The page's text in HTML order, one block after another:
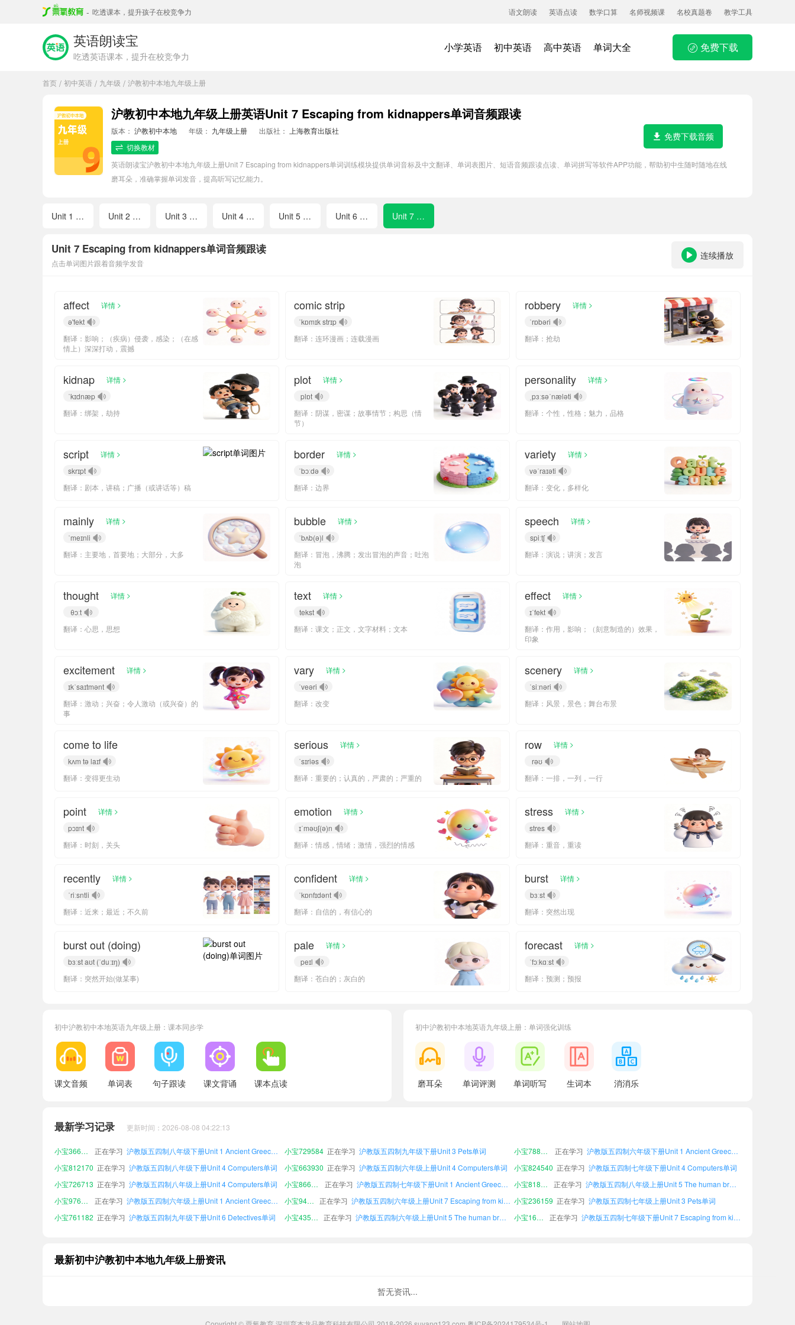
- 吃透课本，提升孩子在校竞争力 语文朗读 英语点读 数学口算 名师视频课 名校真题卷 教学工具
英语朗读宝
吃透英语课本，提升在校竞争力
小学英语 初中英语 高中英语 单词大全 免费下载
首页 / 初中英语 / 九年级 / 沪教初中本地九年级上册
沪教初中本地九年级上册英语Unit 7 Escaping from kidnappers单词音频跟读
版本： 沪教初中本地 年级： 九年级上册 出版社：
上海教育出版社
切换教材
英语朗读宝沪教初中本地九年级上册Unit 7 Escaping from kidnappers单词训练模块提供单词音标及中文翻译、单词表图片、短语音频跟读点读、单词拼写等软件APP功能，帮助初中生随时随地在线
磨耳朵，准确掌握单词发音，提高听写记忆能力。
免费下载音频
Unit 1 Ancient Greece Unit 2 Traditional skills Unit 3 Pets Unit 4 Computers Unit 5 The human brain Unit 6 Detectives Unit 7 Escaping from kidnappers
Unit 7 Escaping from kidnappers单词音频跟读
点击单词图片跟着音频学发音
连续播放
affect 详情 >
ə'fekt
翻译：影响；（疾病）侵袭，感染；（在感
情上）深深打动，震撼
comic strip
ˈkɒmɪk strɪp
翻译：连环漫画；连载漫画
robbery 详情 >
ˈrɒbəri
翻译：抢劫
kidnap 详情 >
ˈkɪdnæp
翻译：绑架，劫持
plot 详情 >
plɒt
翻译：阴谋，密谋；故事情节；构思（情
节）
personality 详情 >
ˌpɜːsəˈnæləti
翻译：个性，性格；魅力，品格
script 详情 >
skrɪpt
翻译：剧本，讲稿；广播（或讲话等）稿
border 详情 >
ˈbɔːdə
翻译：边界
variety 详情 >
vəˈraɪəti
翻译：变化，多样化
mainly 详情 >
ˈmeɪnli
翻译：主要地，首要地；大部分，大多
bubble 详情 >
ˈbʌb(ə)l
翻译：冒泡，沸腾；发出冒泡的声音；吐泡
泡
speech 详情 >
spiːtʃ
翻译：演说；讲演；发言
thought 详情 >
θɔːt
翻译：心思，思想
text 详情 >
tekst
翻译：课文；正文，文字材料；文本
effect 详情 >
ɪˈfekt
翻译：作用，影响；（刻意制造的）效果，
印象
excitement 详情 >
ɪkˈsaɪtmənt
翻译：激动；兴奋；令人激动（或兴奋）的
事
vary 详情 >
ˈveəri
翻译：改变
scenery 详情 >
ˈsiːnəri
翻译：风景，景色；舞台布景
come to life
kʌm tə laɪf
翻译：变得更生动
serious 详情 >
ˈsɪriəs
翻译：重要的；认真的，严肃的；严重的
row 详情 >
rəʊ
翻译：一排，一列，一行
point 详情 >
pɔɪnt
翻译：时刻，关头
emotion 详情 >
ɪˈməʊʃ(ə)n
翻译：情感，情绪；激情，强烈的情感
stress 详情 >
stres
翻译：重音，重读
recently 详情 >
ˈriːsntli
翻译：近来；最近；不久前
confident 详情 >
ˈkɒnfɪdənt
翻译：自信的，有信心的
burst 详情 >
bɜːst
翻译：突然出现
burst out (doing)
bɜːst aʊt (ˈduːɪŋ)
翻译：突然开始(做某事)
pale 详情 >
peɪl
翻译：苍白的；灰白的
forecast 详情 >
ˈfɔːkɑːst
翻译：预测；预报
初中沪教初中本地英语九年级上册：课本同步学
课文音频 单词表 句子跟读 课文背诵 课本点读
初中沪教初中本地英语九年级上册：单词强化训练
磨耳朵 单词评测 单词听写 生词本 消消乐
最新学习记录 更新时间：2026-08-08 04:22:13
小宝274253 正在学习 沪教版五四制八年级上册Unit 7 Escaping from kidnappers单词 小宝580155 正在学习 沪教版五四制八年级下册Unit 6 Detectives单词
小宝260367
正在学习
小宝812170
正在学习 沪教版五四制八年级下册Unit 4 Computers单词 小宝663930 正在学习 沪教版五四制六年级上册Unit 4 Computers单词 小宝824540 正在学习 沪教版五四制七年级下册Unit 4 Computers单词
小宝726713 正在学习 沪教版五四制八年级上册Unit 4 Computers单词 小宝866911 正在学习 沪教版五四制七年级下册Unit 1 Ancient Greece单词 小宝818096 正在学习
沪教版五四制八年级上册Unit 5 The human brain单词
小宝976936
正在学习 沪教版五四制六年级上册Unit 1 Ancient Greece单词 小宝946869 正在学习 沪教版五四制六年级上册Unit 7 Escaping from kidnappers单词 小宝236159 正在学习
沪教版五四制七年级上册Unit 3 Pets单词
小宝761182
正在学习 沪教版五四制九年级下册Unit 6 Detectives单词 小宝435385 正在学习 沪教版五四制六年级上册Unit 5 The human brain单词 小宝164262 正在学习
小宝604977
正在学习 沪教版五四制七年级上册Unit 1 Ancient Greece单词 小宝619040 正在学习 沪教版五四制七年级下册Unit 2 Traditional skills单词 小宝869506 正在学习 沪教版五四制七年级上册Unit 4 Computers单词
小宝274253 正在学习
沪教版五四制八年级下册Unit 4 Computers单词 小宝663930 正在学习 沪教版五四制六年级上册Unit 4 Computers单词 小宝824540 正在学习 沪教版五四制七年级下册Unit 4 Computers单词
最新初中沪教初中本地九年级上册资讯
暂无资讯...